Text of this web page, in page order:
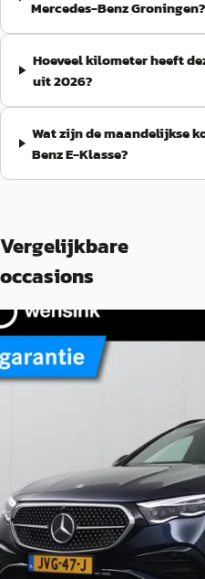
Mercedes-Benz Groningen?
Hoeveel kilometer heeft
uit 2026?
Wat zijn de maandelijkse
Benz E-Klasse?
Vergelijkbare
occasions
Mercedes-Benz E-Klasse
2026
Estate 300e Sport Edition
Boven markt
2026 · 9.576 km · Plug-in hybride
Automaat